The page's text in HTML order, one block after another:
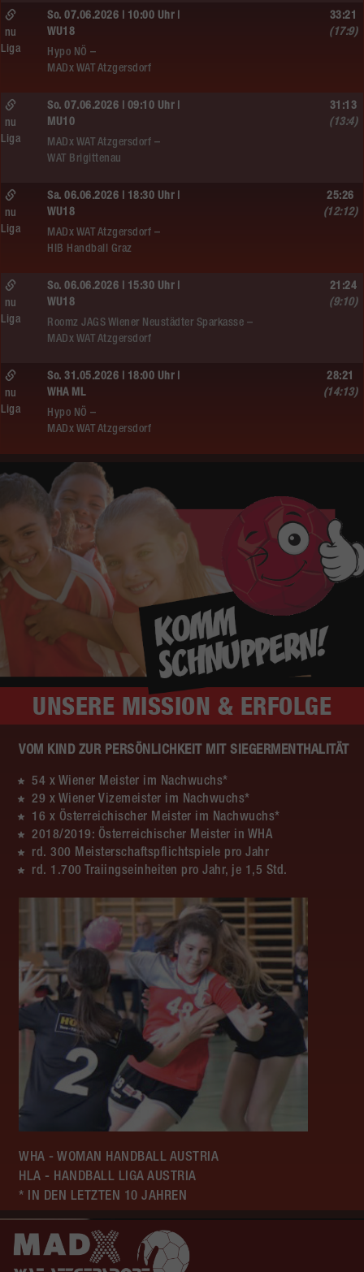
So. 07.06.2026 | 10:00 Uhr |
WU18
Hypo NÖ –
MADx WAT Atzgersdorf
nu
Liga
33:21
(17:9)
So. 07.06.2026 | 09:10 Uhr |
MU10
MADx WAT Atzgersdorf –
WAT Brigittenau
nu
Liga
31:13
(13:4)
Sa. 06.06.2026 | 18:30 Uhr |
WU18
MADx WAT Atzgersdorf –
HIB Handball Graz
nu
Liga
25:26
(12:12)
So. 06.06.2026 | 15:30 Uhr |
WU18
Roomz JAGS Wiener Neustädter Sparkasse –
MADx WAT Atzgersdorf
nu
Liga
21:24
(9:10)
So. 31.05.2026 | 18:00 Uhr |
WHA ML
Hypo NÖ –
MADx WAT Atzgersdorf
nu
Liga
28:21
(14:13)
UNSERE MISSION & ERFOLGE
VOM KIND ZUR PERSÖNLICHKEIT MIT SIEGERMENTHALITÄT
54 x Wiener Meister im Nachwuchs*
29 x Wiener Vizemeister im Nachwuchs*
16 x Österreichischer Meister im Nachwuchs*
2018/2019: Österreichischer Meister in WHA
rd. 300 Meisterschaftspflichtspiele pro Jahr
rd. 1.700 Traiingseinheiten pro Jahr, je 1,5 Std.
WHA - WOMAN HANDBALL AUSTRIA
HLA - HANDBALL LIGA AUSTRIA
* IN DEN LETZTEN 10 JAHREN